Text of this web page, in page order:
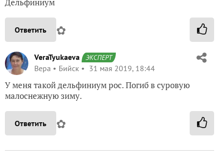
Ответить ✿
VeraTyukaeva ЭКСПЕРТ
Вера Бийск 31 мая 2019, 18:44
У меня такой дельфиниум рос. Погиб в суровую
малоснежную зиму.
Ответить ✿